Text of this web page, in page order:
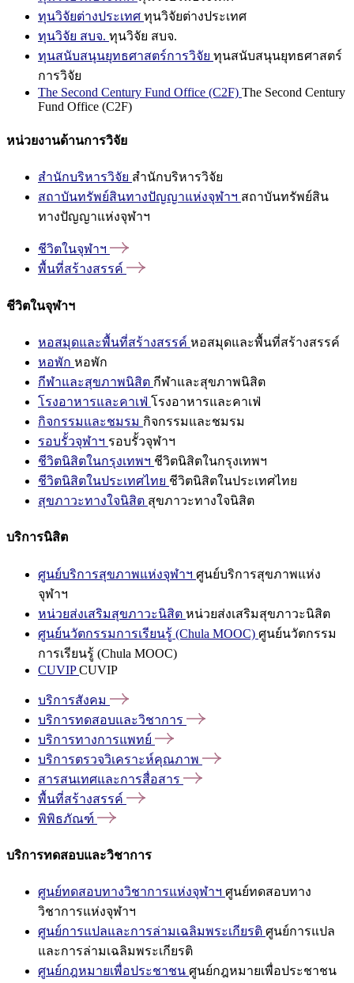
ทุนวิจัยต่างประเทศ ทุนวิจัยต่างประเทศ
ทุนวิจัย สบจ. ทุนวิจัย สบจ.
ทุนสนับสนุนยุทธศาสตร์การวิจัย ทุนสนับสนุนยุทธศาสตร์
การวิจัย
The Second Century Fund Office (C2F) The Second Century
Fund Office (C2F)
หน่วยงานด้านการวิจัย
สำนักบริหารวิจัย สำนักบริหารวิจัย
สถาบันทรัพย์สินทางปัญญาแห่งจุฬาฯ สถาบันทรัพย์สิน
ทางปัญญาแห่งจุฬาฯ
ชีวิตในจุฬาฯ
พื้นที่สร้างสรรค์
ชีวิตในจุฬาฯ
หอสมุดและพื้นที่สร้างสรรค์ หอสมุดและพื้นที่สร้างสรรค์
หอพัก หอพัก
กีฬาและสุขภาพนิสิต กีฬาและสุขภาพนิสิต
โรงอาหารและคาเฟ่ โรงอาหารและคาเฟ่
กิจกรรมและชมรม กิจกรรมและชมรม
รอบรั้วจุฬาฯ รอบรั้วจุฬาฯ
ชีวิตนิสิตในกรุงเทพฯ ชีวิตนิสิตในกรุงเทพฯ
ชีวิตนิสิตในประเทศไทย ชีวิตนิสิตในประเทศไทย
สุขภาวะทางใจนิสิต สุขภาวะทางใจนิสิต
บริการนิสิต
ศูนย์บริการสุขภาพแห่งจุฬาฯ ศูนย์บริการสุขภาพแห่ง
จุฬาฯ
หน่วยส่งเสริมสุขภาวะนิสิต หน่วยส่งเสริมสุขภาวะนิสิต
ศูนย์นวัตกรรมการเรียนรู้ (Chula MOOC) ศูนย์นวัตกรรม
การเรียนรู้ (Chula MOOC)
CUVIPCUVIP
บริการสังคม
บริการทดสอบและวิชาการ
บริการทางการแพทย์
บริการตรวจวิเคราะห์คุณภาพ
สารสนเทศและการสื่อสาร
พื้นที่สร้างสรรค์
พิพิธภัณฑ์
บริการทดสอบและวิชาการ
ศูนย์ทดสอบทางวิชาการแห่งจุฬาฯ ศูนย์ทดสอบทาง
วิชาการแห่งจุฬาฯ
ศูนย์การแปลและการล่ามเฉลิมพระเกียรติ ศูนย์การแปล
และการล่ามเฉลิมพระเกียรติ
ศูนย์กฎหมายเพื่อประชาชน ศูนย์กฎหมายเพื่อประชาชน